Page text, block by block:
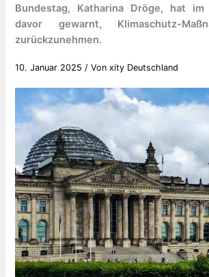
Bundestag, Katharina Dröge, hat
davor gewarnt, Klimaschutz-
zurückzunehmen.
10. Januar 2025 / Vonxity Deutschland